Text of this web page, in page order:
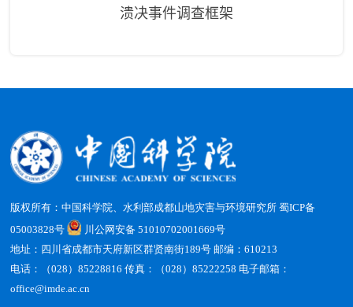
溃决事件调查框架
版权所有：中国科学院、水利部成都山地灾害与环境研究所蜀ICP备
05003828号
川公网安备 51010702001669号
地址：四川省成都市天府新区群贤南街189号 邮编：610213
电话：（028）85228816 传真：（028）85222258 电子邮箱：
office@imde.ac.cn